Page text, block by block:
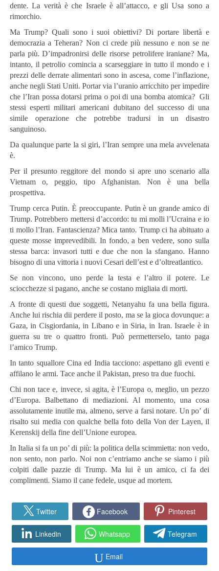
dente. La verità è che Israele è all’attacco, e gli Usa sono a
rimorchio.
Ma Trump? Quali sono i suoi obiettivi? Di portare libertà e
democrazia a Teheran? Non ci crede più nessuno e non se ne
parla più. D’impadronirsi delle risorse petrolifere iraniane? Ma,
intanto, il petrolio comincia a scarseggiare in tutto il mondo e i
prezzi delle derrate alimentari sono in ascesa, come l’inflazione,
anche negli Stati Uniti. Portar via l’uranio arricchito per impedire
che l’Iran possa dotarsi prima o poi di una bomba atomica? Gli
stessi esperti militari americani dubitano del successo di una
simile operazione che potrebbe tradursi in un disastro
sanguinoso.
Da qualunque parte la si giri, l’Iran sempre una mela avvelenata
è.
Per il presunto reggitore del mondo si apre uno scenario alla
Vietnam o, peggio, tipo Afghanistan. Non è una bella
prospettiva.
Trump cerca Putin. È preoccupante. Putin è un grande amico di
Trump. Potrebbero mettersi d’accordo: tu mi molli l’Ucraina e io
ti mollo l’Iran. Fantascienza? Mica tanto. Trump ci ha abituato a
queste mosse imprevedibili. In fondo, a ben vedere, sono sulla
stessa barca: invasori tutti e due che non la sfangano. Hanno
bisogno di una vittoria i nuovi Cesari dell’est e d’oltreatlantico.
Se non vincono, uno perde la testa e l’altro il potere. Le
sciocchezze si pagano, anche se costano migliaia di morti.
A fronte di questi due soggetti, Netanyahu fa una bella figura.
Anche lui rischia dii perdere il posto, ma se la gioca dovunque: a
Gaza, in Cisgiordania, in Libano e in Siria, in Iran. Israele è in
guerra su tre o quattro fronti. Può permetterselo, tanto paga
l’amico Trump.
In tanto squallore Cina ed India tacciono: aspettano gli eventi e
affilano le armi. Tace anche il Pakistan, preso tra due fuochi.
Chi non tace e, invece, si agita, è l’Europa o, meglio, un pezzo
d’Europa. Balbettano di mediazioni. Al momento, una cosa
assolutamente inutile ma, almeno, serve a farsi notare. Un po’ di
risalto sui media con qualche bella foto della Von der Layen, il
Kerenskij della fine dell’Unione europea.
In Italia si fa un po’ di più: la politica della scimmietta: non vedo,
non sento, non parlo. Noi non c’entriamo anche se siamo i più
colpiti dalle pazzie di Trump. Ma lui è un amico, ci fa dei
complimenti. Siamo il cane fedele, usque ad mortem.
Twitter Facebook Pinterest
Linkedin Whatsapp Telegram
Email